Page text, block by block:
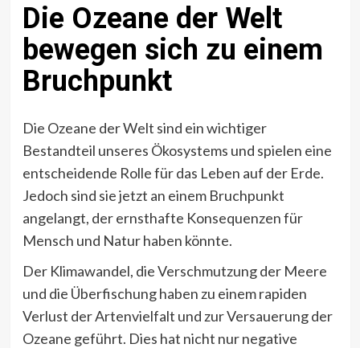
Die Ozeane der Welt
bewegen sich zu einem
Bruchpunkt
Die Ozeane der Welt sind ein wichtiger
Bestandteil unseres Ökosystems und spielen eine
entscheidende Rolle für das Leben auf der Erde.
Jedoch sind sie jetzt an einem Bruchpunkt
angelangt, der ernsthafte Konsequenzen für
Mensch und Natur haben könnte.
Der Klimawandel, die Verschmutzung der Meere
und die Überfischung haben zu einem rapiden
Verlust der Artenvielfalt und zur Versauerung der
Ozeane geführt. Dies hat nicht nur negative